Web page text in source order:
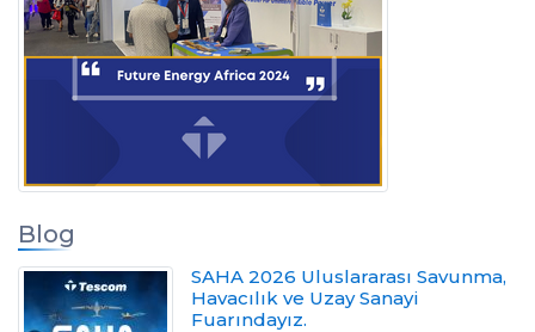
Blog
SAHA 2026 Uluslararası Savunma,
Havacılık ve Uzay Sanayi
Fuarındayız.